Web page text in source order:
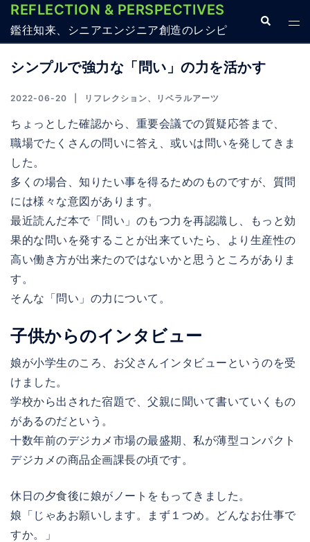
ン
テ
キ
REFLECTION & PERSPECTIVES
鑑往知来、シニアエンジニア創造のレシピ
検
索
ト
グ
ー
シンプルで強力な「問い」の力を活かす
2022-06-20 リフレクション、 リベラルアーツ
ちょっとした確認から、重要会議での質疑応答まで、
職場でたくさんの問いに答え、或いは問いを発してきま
した。
多くの場合、知りたい事を得るためのものですが、質問
には様々な意図があります。
最近読んだ本で「問い」のもつ力を再認識し、もっと効
果的な問いを発することが出来ていたら、より生産性の
高い働き方が出来たのではないかと思うところがありま
す。
そんな「問い」の力について。
子供からのインタビュー
娘が小学生のころ、お父さんインタビューというのを受
けました。
学校から出された宿題で、父親に聞いて書いていくもの
があるのだという。
十数年前のデジカメ市場の最盛期、私が薄型コンパクト
デジカメの商品企画課長の頃です。
休日の夕食後に娘がノートをもってきました。
娘「じゃあお願いします。まず１つめ。どんなお仕事で
すか。」